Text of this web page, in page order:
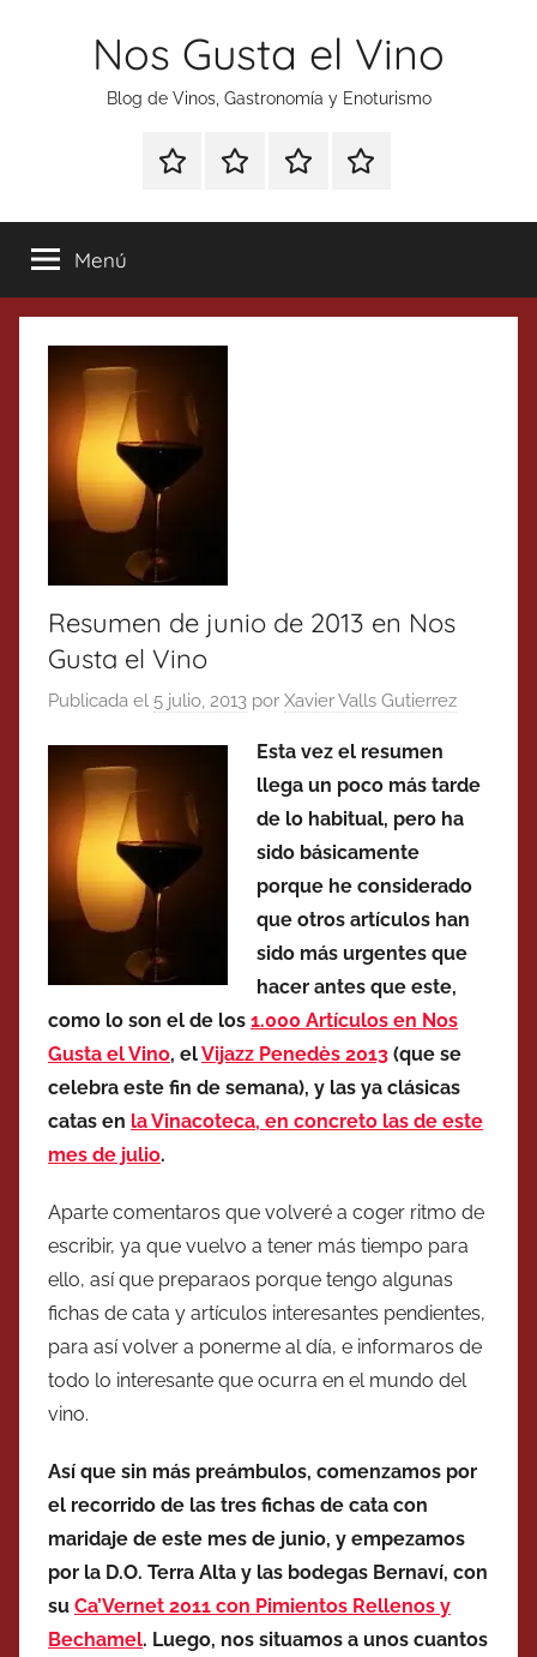
Nos Gusta el Vino
Blog de Vinos, Gastronomía y Enoturismo
Especial
Tonics
Enoturismo
Gastronomía
RankingContacto
Menú
Resumen de junio de 2013 en Nos
Gusta el Vino
Publicada el 5 julio, 2013 por Xavier Valls Gutierrez
Esta vez el resumen
llega un poco más tarde
de lo habitual, pero ha
sido básicamente
porque he considerado
que otros artículos han
sido más urgentes que
hacer antes que este,
como lo son el de los 1.000 Artículos en Nos
Gusta el Vino, elVijazz Penedès 2013 (que se
celebra este fin de semana), y las ya clásicas
catas en la Vinacoteca, en concreto las de este
mes de julio.
Aparte comentaros que volveré a coger ritmo de
escribir, ya que vuelvo a tener más tiempo para
ello, así que preparaos porque tengo algunas
fichas de cata y artículos interesantes pendientes,
para así volver a ponerme al día, e informaros de
todo lo interesante que ocurra en el mundo del
vino.
Así que sin más preámbulos, comenzamos por
el recorrido de las tres fichas de cata con
maridaje de este mes de junio, y empezamos
por la D.O. Terra Alta y las bodegas Bernaví, con
su Ca’Vernet 2011 con Pimientos Rellenos y
Bechamel. Luego, nos situamos a unos cuantos